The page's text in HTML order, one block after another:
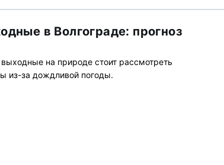
в Волгограде: прогноз
на природе стоит рассмотреть
из-за дождливой погоды.